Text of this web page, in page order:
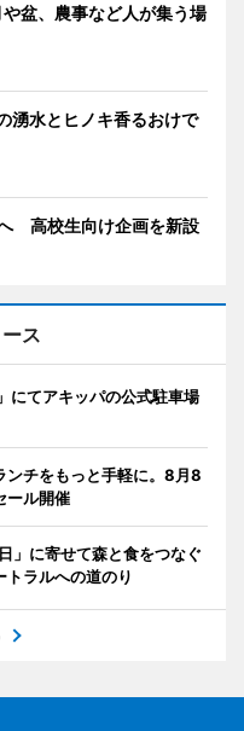
盆、農事など人が集う場
水とヒノキ香るおけで
高校生向け企画を新設
ス
にてアキッパの公式駐車場
ンチをもっと手軽に。8月8
ール開催
」に寄せて森と食をつなぐ
ラルへの道のり